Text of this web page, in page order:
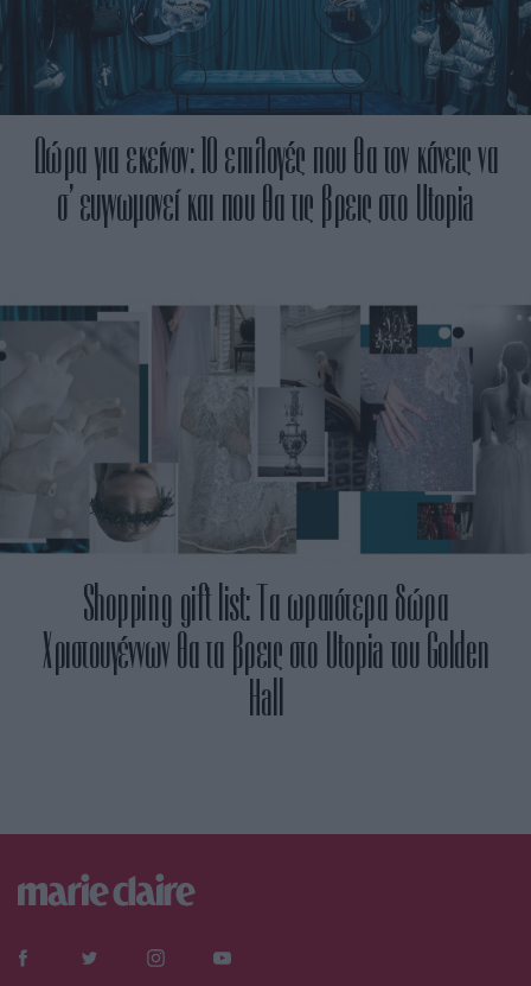
Δώρα για εκείνον: 10 επιλογές που θα τον κάνεις να
σ’ ευγνωμονεί και που θα τις βρεις στο Utopia
Shopping gift list: Τα ωραιότερα δώρα
Χριστουγέννων θα τα βρεις στο Utopia του Golden
Hall